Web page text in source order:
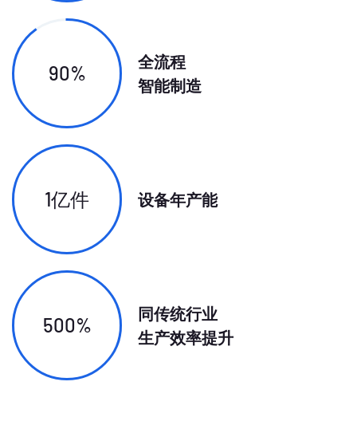
90%
全流程
智能制造
1亿件 设备年产能
500%
同传统行业
生产效率提升